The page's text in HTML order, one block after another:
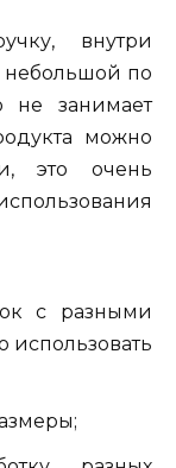
внутри
небольшой по
не занимает
можно
это очень
с разными
использовать